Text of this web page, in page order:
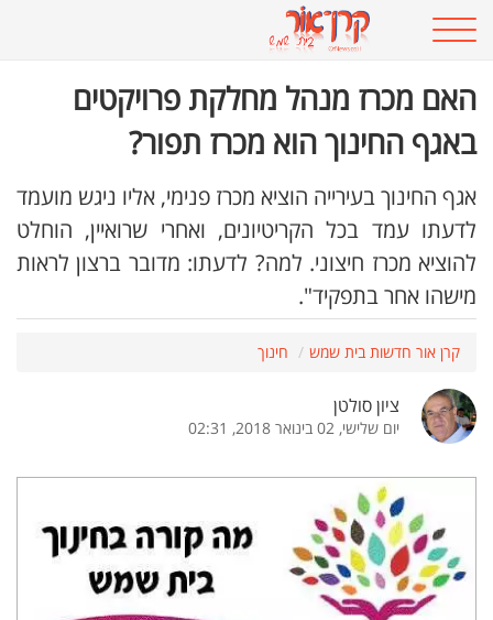
האם מכרז מנהל מחלקת פרויקטים
באגף החינוך הוא מכרז תפור?
אגף החינוך בעירייה הוציא מכרז פנימי, אליו ניגש מועמד
לדעתו עמד בכל הקריטיונים, ואחרי שרואיין, הוחלט
להוציא מכרז חיצוני. למה? לדעתו: מדובר ברצון לראות
מישהו אחר בתפקיד".
קרן אור חדשות בית שמש חינוך
ציון סולטן
יום שלישי, 02 בינואר 2018, 02:31